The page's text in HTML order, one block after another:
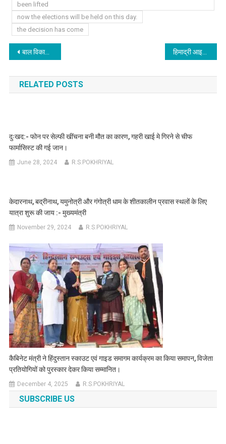
been lifted
now the elections will be held on this day.
the decision has come
Post
navigation
बाल विकास मंत्री रेखा आर्या ने हल्द्वानी में तीन आंगनबाड़ी केंद्रों के नवनिर्मित भवनों का किया लोकार्पण।
RELATED POSTS
दुःखद:- फोन पर सेल्फी खींचना बनी मौत का कारण, गहरी खाई मे गिरने से चीफ
फार्मासिस्ट की गई जान।
June 28, 2024 R.S.POKHRIYAL
केदारनाथ, बद्रीनाथ, यमुनोत्री और गंगोत्री धाम के शीतकालीन प्रवास स्थलों के लिए
यात्रा शुरू की जाय :- मुख्यमंत्री
November 29, 2024 R.S.POKHRIYAL
कैबिनेट मंत्री ने हिंदुस्तान स्काउट एवं गाइड समागम कार्यक्रम का किया समापन, विजेता
प्रतियोगियों को पुरस्कार देकर किया सम्मानित।
December 4, 2025 R.S.POKHRIYAL
SUBSCRIBE US